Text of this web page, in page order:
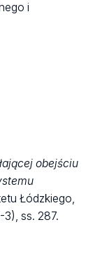
i
obejściu
Łódzkiego,
ss. 287.